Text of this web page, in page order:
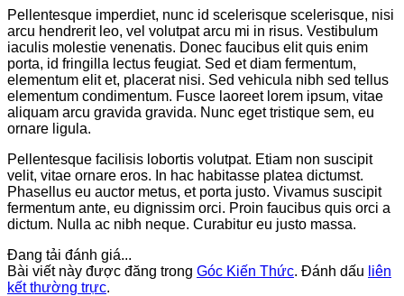
Pellentesque imperdiet, nunc id scelerisque scelerisque, nisi
arcu hendrerit leo, vel volutpat arcu mi in risus. Vestibulum
iaculis molestie venenatis. Donec faucibus elit quis enim
porta, id fringilla lectus feugiat. Sed et diam fermentum,
elementum elit et, placerat nisi. Sed vehicula nibh sed tellus
elementum condimentum. Fusce laoreet lorem ipsum, vitae
aliquam arcu gravida gravida. Nunc eget tristique sem, eu
ornare ligula.
Pellentesque facilisis lobortis volutpat. Etiam non suscipit
velit, vitae ornare eros. In hac habitasse platea dictumst.
Phasellus eu auctor metus, et porta justo. Vivamus suscipit
fermentum ante, eu dignissim orci. Proin faucibus quis orci a
dictum. Nulla ac nibh neque. Curabitur eu justo massa.
Đang tải đánh giá...
Bài viết này được đăng trong Góc Kiến Thức. Đánh dấu liên
kết thường trực.